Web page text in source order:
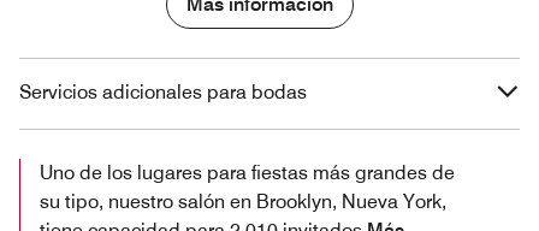
Servicios adicionales para bodas
Uno de los lugares para fiestas más grandes de
su tipo, nuestro salón en Brooklyn, Nueva York,